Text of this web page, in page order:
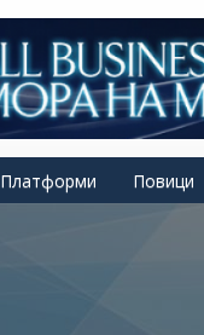
Платформи Повици